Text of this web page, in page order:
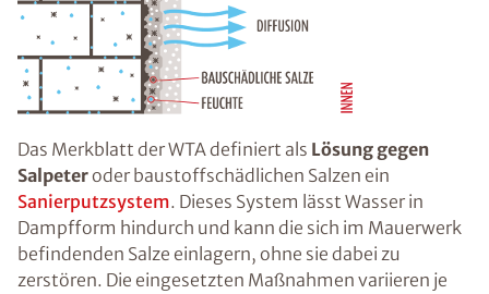
Das Merkblatt der WTA definiert als Lösung gegen
Salpeteroder baustoffschädlichen Salzen ein
Sanierputzsystem. Dieses System lässt Wasser in
Dampfform hindurch und kann die sich im Mauerwerk
befindenden Salze einlagern, ohne sie dabei zu
zerstören. Die eingesetzten Maßnahmen variieren je